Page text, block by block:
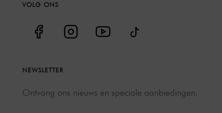
VOLG ONS
NEWSLETTER
Ontvang ons nieuws en speciale aanbiedingen.